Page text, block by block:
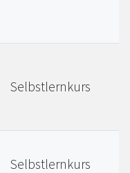
Selbstlernkurs
Selbstlernkurs